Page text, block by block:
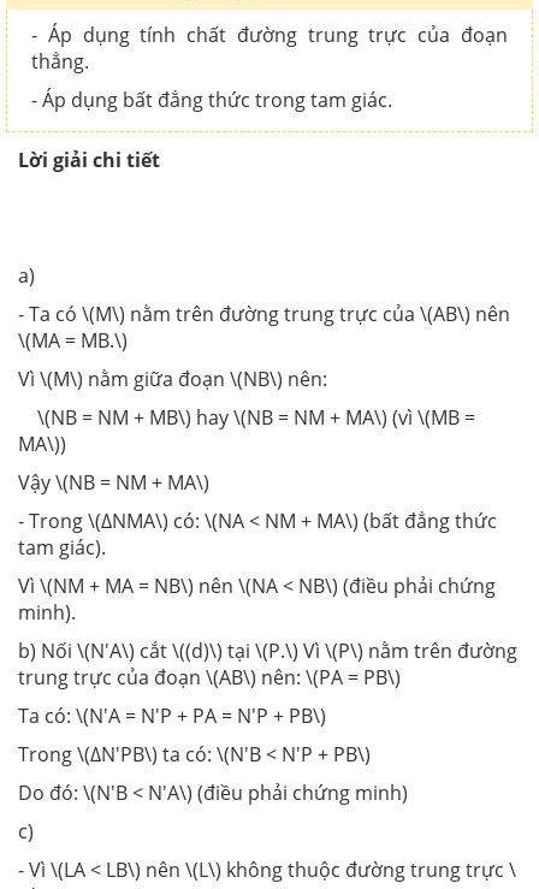
- Áp dụng tính chất đường trung trực của đoạn
thẳng.
- Áp dụng bất đẳng thức trong tam giác.
Lời giải chi tiết
a)
- Ta có \(M\) nằm trên đường trung trực của \(AB\) nên
\(MA = MB.\)
Vì \(M\) nằm giữa đoạn \(NB\) nên:
\(NB = NM + MB\) hay \(NB = NM + MA\) (vì \(MB =
MA\))
Vậy \(NB = NM + MA\)
- Trong \(ΔNMA\) có: \(NA < NM + MA\) (bất đẳng thức
tam giác).
Vì \(NM + MA = NB\) nên \(NA < NB\) (điều phải chứng
minh).
b) Nối \(N'A\) cắt \((d)\) tại \(P.\) Vì \(P\) nằm trên đường
trung trực của đoạn \(AB\) nên: \(PA = PB\)
Ta có: \(N'A = N'P + PA = N'P + PB\)
Trong \(ΔN'PB\) ta có: \(N'B < N'P + PB\)
Do đó: \(N'B < N'A\) (điều phải chứng minh)
c)
- Vì \(LA < LB\) nên \(L\) không thuộc đường trung trực \